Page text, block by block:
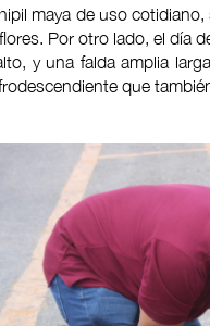
maya de uso
Por otro lado, el día
y una falda amplia
que